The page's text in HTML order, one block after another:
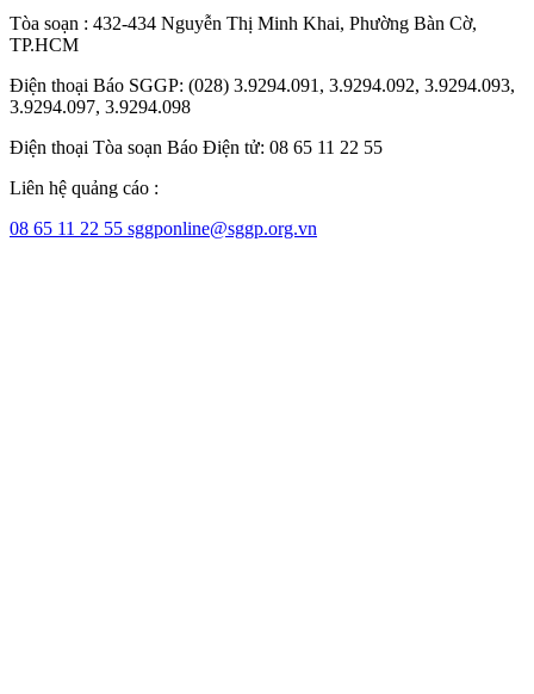
Tòa soạn : 432-434 Nguyễn Thị Minh Khai, Phường Bàn Cờ,
TP.HCM
Điện thoại Báo SGGP: (028) 3.9294.091, 3.9294.092, 3.9294.093,
3.9294.097, 3.9294.098
Điện thoại Tòa soạn Báo Điện tử: 08 65 11 22 55
Liên hệ quảng cáo :
08 65 11 22 55 sggponline@sggp.org.vn